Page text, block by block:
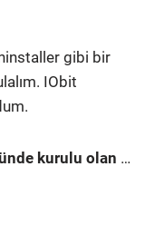
gibi bir
IObit
kurulu olan …